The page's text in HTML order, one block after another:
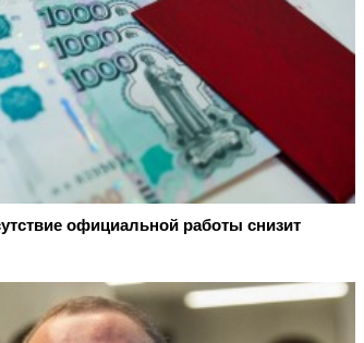
официальной работы снизит